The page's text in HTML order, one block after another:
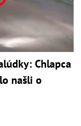
Chlapca
našli o